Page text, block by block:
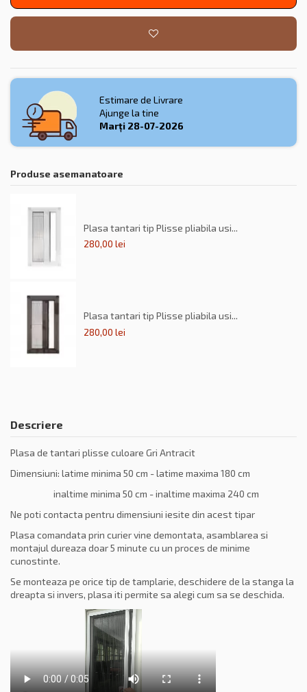
Estimare de Livrare
Ajunge la tine
Marți 28-07-2026
Produse asemanatoare
Plasa tantari tip Plisse pliabila usi...
280,00 lei
Plasa tantari tip Plisse pliabila usi...
280,00 lei
Descriere
Plasa de tantari plisse culoare Gri Antracit
Dimensiuni: latime minima 50 cm - latime maxima 180 cm
inaltime minima 50 cm - inaltime maxima 240 cm
Ne poti contacta pentru dimensiuni iesite din acest tipar
Plasa comandata prin curier vine demontata, asamblarea si
montajul dureaza doar 5 minute cu un proces de minime
cunostinte.
Se monteaza pe orice tip de tamplarie, deschidere de la stanga la
dreapta si invers, plasa iti permite sa alegi cum sa se deschida.